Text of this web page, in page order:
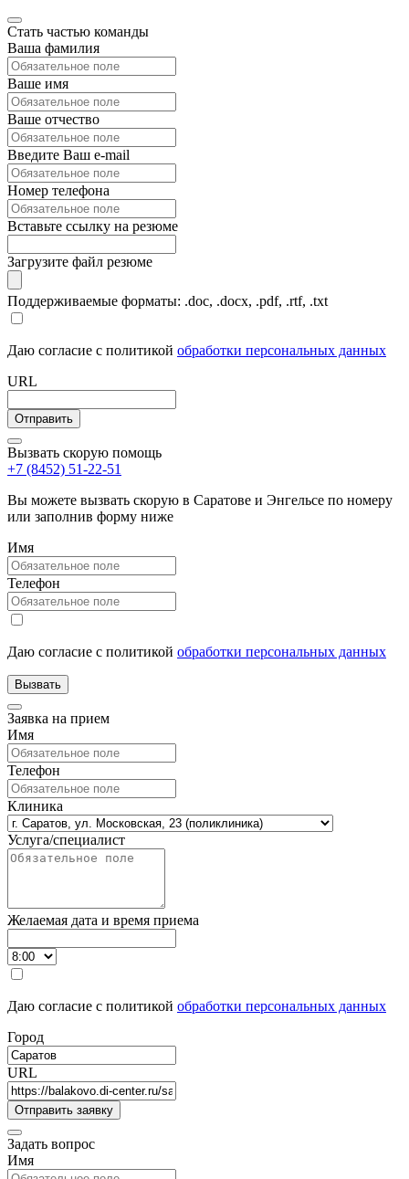
Стать частью команды
Ваша фамилия
Ваше имя
Ваше отчество
Введите Ваш e-mail
Номер телефона
Вставьте ссылку на резюме
Загрузите файл резюме
Поддерживаемые форматы: .doc, .docx, .pdf, .rtf, .txt
Даю согласие с политикой обработки персональных данных
URL
Вызвать скорую помощь
+7 (8452) 51-22-51
Вы можете вызвать скорую в Саратове и Энгельсе по номеру
или заполнив форму ниже
Имя
Телефон
Даю согласие с политикой обработки персональных данных
Заявка на прием
Имя
Телефон
Клиника
Услуга/специалист
Желаемая дата и время приема
Даю согласие с политикой обработки персональных данных
Город
URL
Задать вопрос
Имя